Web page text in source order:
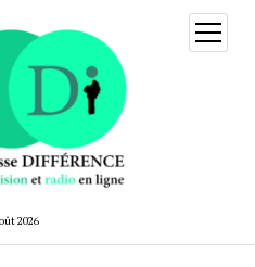
2026
ouvrir
menu